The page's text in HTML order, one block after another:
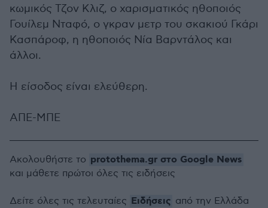
κωμικός Τζον Κλιζ, ο χαρισματικός ηθοποιός
Γουίλεμ Νταφό, ο γκραν μετρ του σκακιού Γκάρι
Κασπάροφ, η ηθοποιός Νία Βαρντάλος και
άλλοι.
Η είσοδος είναι ελεύθερη.
ΑΠΕ-ΜΠΕ
Ακολουθήστε το protothema.gr στο Google News
και μάθετε πρώτοι όλες τις ειδήσεις
Δείτε όλες τις τελευταίες Ειδήσεις από την Ελλάδα